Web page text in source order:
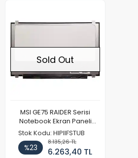
Sold Out
MSI GE75 RAIDER Serisi
Notebook Ekran Paneli
(120hz Full HD)
Stok Kodu: HIPIIFSTUB
%23
8.135,26 TL
6.263,40 TL